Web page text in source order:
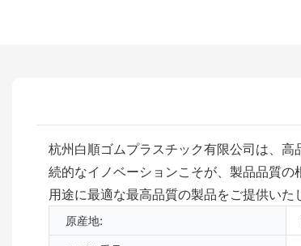
杭州白順ゴムプラスチック有限公司は、
続的なイノベーションこそが、製品品質
用途に最適な最高品質の製品をご提供いた
原産地: